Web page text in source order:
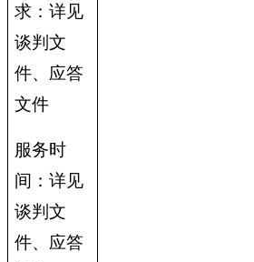
求：详见
谈判文
件、应答
文件
服务时
间：详见
谈判文
件、应答